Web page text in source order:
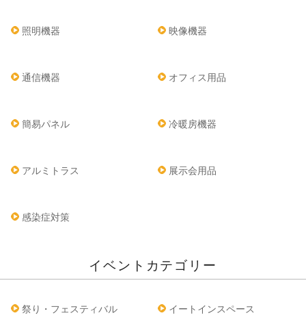
照明機器 映像機器
通信機器 オフィス用品
簡易パネル 冷暖房機器
アルミトラス 展示会用品
感染症対策
イベントカテゴリー
祭り・フェスティバル イートインスペース